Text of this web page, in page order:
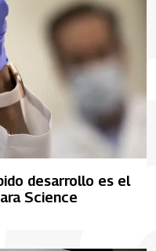
desarrollo es el
Science